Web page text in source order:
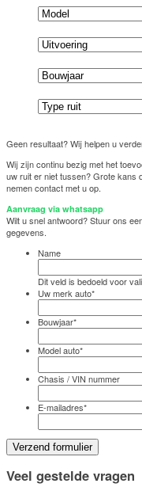
Geen resultaat? Wij helpen u
Wij zijn continu bezig met het
uw ruit er niet tussen? Grote kans
nemen contact met u op.
Aanvraag via whatsapp
Wilt u snel antwoord? Stuur ons
gegevens.
Name
Dit veld is bedoeld voor
Uw merk auto*
Bouwjaar*
Model auto*
Chasis / VIN nummer
E-mailadres*
Veel gestelde vragen